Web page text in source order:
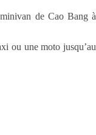
de Cao Bang à
ou une moto jusqu’au